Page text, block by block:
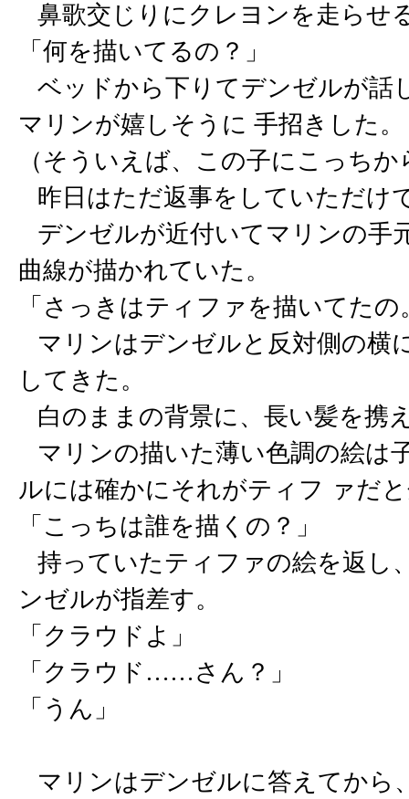
鼻歌交じりにクレヨンを走らせ
「何を描いてるの？」
ベッドから下りてデンゼルが話
マリンが嬉しそうに 手招きした。
（そういえば、この子にこっち
昨日はただ返事をしていただけ
デンゼルが近付いてマリンの手
曲線が描かれていた。
「さっきはティファを描いてたの
マリンはデンゼルと反対側の横
してきた。
白のままの背景に、長い髪を携
マリンの描いた薄い色調の絵は
ルには確かにそれがティフ ァだ
「こっちは誰を描くの？」
持っていたティファの絵を返し
ンゼルが指差す。
「クラウドよ」
「クラウド……さん？」
「うん」
マリンはデンゼルに答えてから